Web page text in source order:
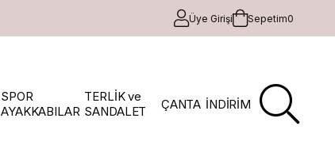
Üye Girişi Sepetim0
SPOR
AYAKKABILAR
TERLİK ve
SANDALET
ÇANTA İNDİRİM